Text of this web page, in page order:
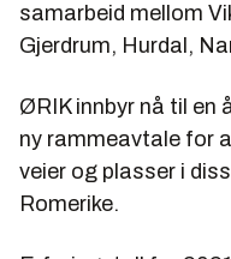
samarbeid mellom
Gjerdrum, Hurdal,
ØRIK innbyr nå til en
ny rammeavtale for
veier og plasser i
Romerike.